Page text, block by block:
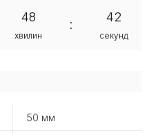
50 мм
48
хвилин
:
42
секунд